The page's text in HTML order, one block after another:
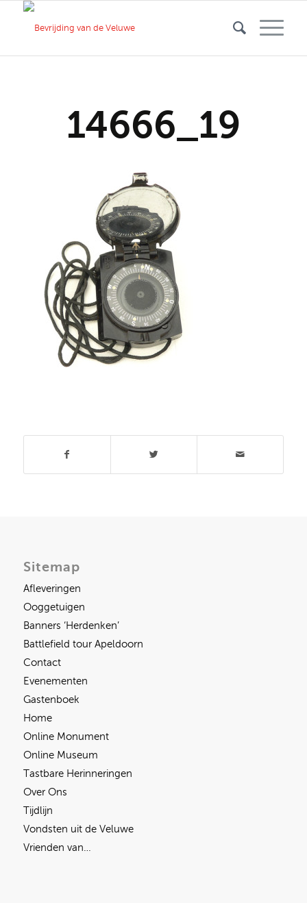
14666_19
Sitemap
Afleveringen
Ooggetuigen
Banners ‘Herdenken’
Battlefield tour Apeldoorn
Contact
Evenementen
Gastenboek
Home
Online Monument
Online Museum
Tastbare Herinneringen
Over Ons
Tijdlijn
Vondsten uit de Veluwe
Vrienden van…